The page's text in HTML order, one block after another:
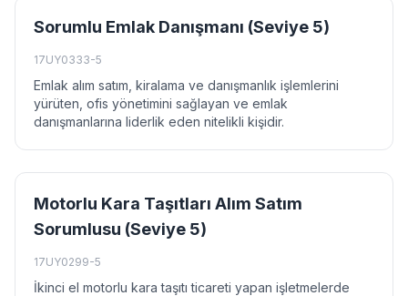
Sorumlu Emlak Danışmanı (Seviye 5)
17UY0333-5
Emlak alım satım, kiralama ve danışmanlık işlemlerini
yürüten, ofis yönetimini sağlayan ve emlak
danışmanlarına liderlik eden nitelikli kişidir.
Motorlu Kara Taşıtları Alım Satım
Sorumlusu (Seviye 5)
17UY0299-5
İkinci el motorlu kara taşıtı ticareti yapan işletmelerde